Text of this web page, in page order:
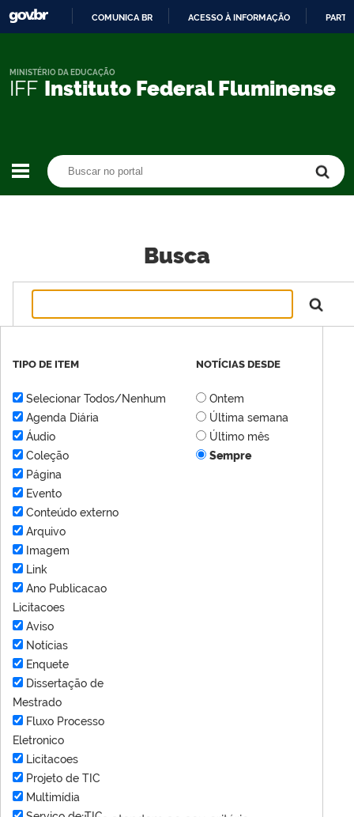
CONTEÚDO
COMUNICA BR ACESSO À INFORMAÇÃO
IFF Instituto Federal Fluminense
MINISTÉRIO DA EDUCAÇÃO
Busca
TIPO DE ITEM
Selecionar Todos/Nenhum
Agenda Diária
Áudio
Coleção
Página
Evento
Conteúdo externo
Arquivo
Imagem
Link
Ano Publicacao
Licitacoes
Aviso
Notícias
Enquete
Dissertação de
Mestrado
Fluxo Processo
Eletronico
Licitacoes
Projeto de TIC
Multimídia
NOTÍCIAS DESDE
Ontem
Última semana
Último mês
Sempre